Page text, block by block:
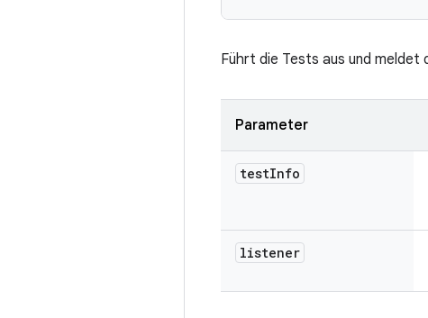
Führt die Tests aus und meldet
Parameter
testInfo
listener